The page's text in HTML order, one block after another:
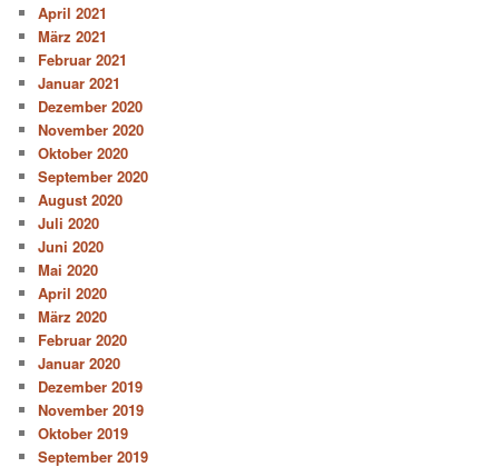
April 2021
März 2021
Februar 2021
Januar 2021
Dezember 2020
November 2020
Oktober 2020
September 2020
August 2020
Juli 2020
Juni 2020
Mai 2020
April 2020
März 2020
Februar 2020
Januar 2020
Dezember 2019
November 2019
Oktober 2019
September 2019